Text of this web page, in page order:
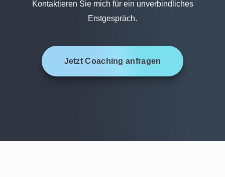
Kontaktieren Sie mich für ein unverbindliches
Erstgespräch.
Jetzt Coaching anfragen